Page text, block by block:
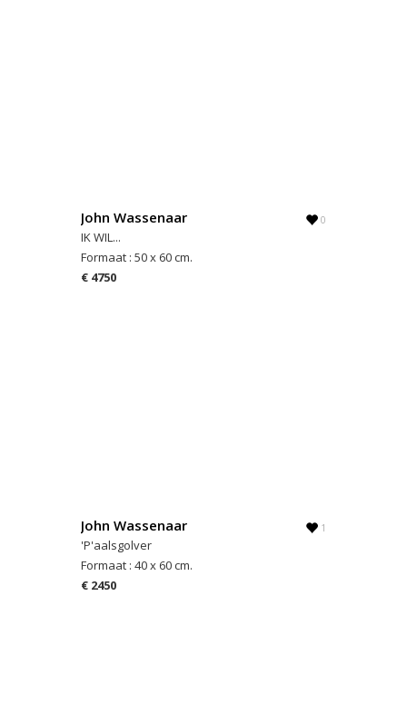
John Wassenaar
IK WIL...
Formaat : 50 x 60 cm.
€ 4750
0
John Wassenaar
'P'aalsgolver
Formaat : 40 x 60 cm.
€ 2450
1